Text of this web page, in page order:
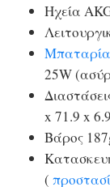
Ηχεία
Μπαταρία
25W
x 71.9 x
Βάρος
(